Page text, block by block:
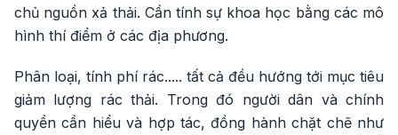
chủ nguồn xả thải. Cần tính sự khoa học bằng các mô
hình thí điểm ở các địa phương.
Phân loại, tính phí rác..... tất cả đều hướng tới mục tiêu
giảm lượng rác thải. Trong đó người dân và chính
quyền cần hiểu và hợp tác, đồng hành chặt chẽ như